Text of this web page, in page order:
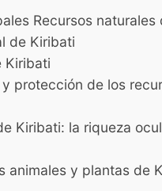
Recursos naturales
de Kiribati
Kiribati
protección de los
Kiribati: la riqueza
animales y plantas de